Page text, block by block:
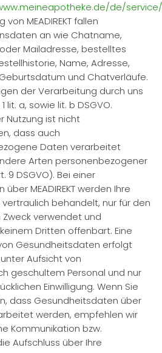
de/
MEADIREKT fallen
an wie Chatname,
Mailadresse, bestelltes
Name, Adresse,
und Chatverläufe.
der Verarbeitung durch uns
lit. a, sowie lit. b DSGVO.
Nutzung ist nicht
dass auch
Daten verarbeitet
Arten personenbezogener
9 DSGVO). Bei einer
MEADIREKT werden Ihre
behandelt, nur für den
verwendet und
Dritten offenbart. Eine
Gesundheitsdaten erfolgt
Aufsicht von
geschultem Personal und nur
Einwilligung. Wenn Sie
dass Gesundheitsdaten über
werden, empfehlen wir
Kommunikation bzw.
Aufschluss über Ihre